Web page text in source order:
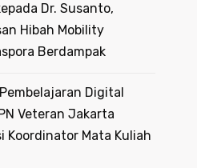
Dr. Susanto,
Hibah Mobility
Berdampak
Digital
Veteran Jakarta
Koordinator Mata Kuliah